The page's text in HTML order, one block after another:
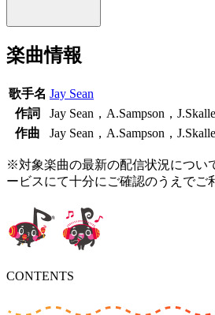
楽曲情報
歌手名 Jay Sean
作詞
Jay Sean，A.Sampson，
作曲
Jay Sean，A.Sampson，
※対象楽曲の最新の配信状況につい
ービスにて十分にご確認のうえでご
CONTENTS